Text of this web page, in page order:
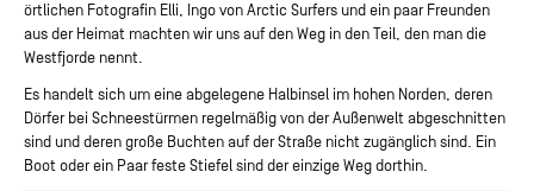
örtlichen Fotografin Elli, Ingo von Arctic Surfers und ein paar Freunden
aus der Heimat machten wir uns auf den Weg in den Teil, den man die
Westfjorde nennt.
Es handelt sich um eine abgelegene Halbinsel im hohen Norden, deren
Dörfer bei Schneestürmen regelmäßig von der Außenwelt abgeschnitten
sind und deren große Buchten auf der Straße nicht zugänglich sind. Ein
Boot oder ein Paar feste Stiefel sind der einzige Weg dorthin.